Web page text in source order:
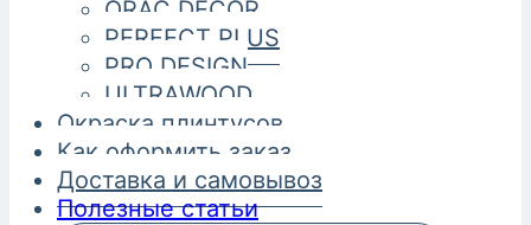
ORAC DECOR
PERFECT PLUS
PRO DESIGN
ULTRAWOOD
Окраска плинтусов
Как оформить заказ
Доставка и самовывоз
Полезные статьи